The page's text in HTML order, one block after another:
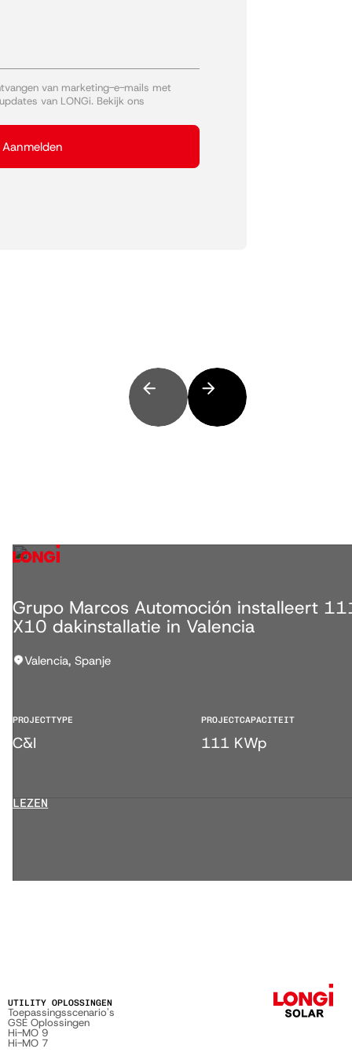
van marketing-e-mails met
van LONGi. Bekijk ons
Aanmelden
Grupo Marcos Automoción installeert
X10 dakinstallatie in Valencia
Valencia, Spanje
PROJECTTYPE
C&I
PROJECTCAPACITEIT
111 KWp
LEZEN
UTILITY OPLOSSINGEN
Toepassingsscenario's
GSE Oplossingen
Hi-MO 9
Hi-MO 7